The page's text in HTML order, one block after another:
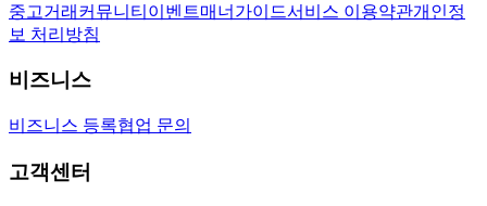
중고거래 커뮤니티 이벤트매너가이드서비스 이용약관개인정
보 처리방침
비즈니스
비즈니스 등록협업 문의
고객센터